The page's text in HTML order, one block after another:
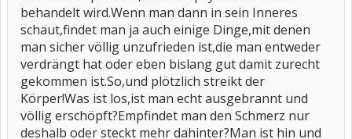
behandelt wird.Wenn man dann in sein Inneres
schaut,findet man ja auch einige Dinge,mit denen
man sicher völlig unzufrieden ist,die man entweder
verdrängt hat oder eben bislang gut damit zurecht
gekommen ist.So,und plötzlich streikt der
Körper!Was ist los,ist man echt ausgebrannt und
völlig erschöpft?Empfindet man den Schmerz nur
deshalb oder steckt mehr dahinter?Man ist hin und